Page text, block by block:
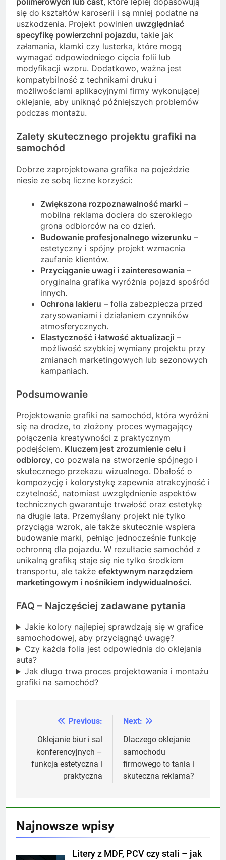
się do kształtów karoserii i są mniej podatne na
uszkodzenia. Projekt powinien uwzględniać
specyfikę powierzchni pojazdu, takie jak
załamania, klamki czy lusterka, które mogą
wymagać odpowiedniego cięcia folii lub
modyfikacji wzoru. Dodatkowo, ważna jest
kompatybilność z technikami druku i
możliwościami aplikacyjnymi firmy wykonującej
oklejanie, aby uniknąć późniejszych problemów
podczas montażu.
Zalety skutecznego projektu grafiki na
samochód
Dobrze zaprojektowana grafika na pojeździe
niesie ze sobą liczne korzyści:
Zwiększona rozpoznawalność marki –
mobilna reklama dociera do szerokiego
grona odbiorców na co dzień.
Budowanie profesjonalnego wizerunku –
estetyczny i spójny projekt wzmacnia
zaufanie klientów.
Przyciąganie uwagi i zainteresowania –
oryginalna grafika wyróżnia pojazd spośród
innych.
Ochrona lakieru – folia zabezpiecza przed
zarysowaniami i działaniem czynników
atmosferycznych.
Elastyczność i łatwość aktualizacji –
możliwość szybkiej wymiany projektu przy
zmianach marketingowych lub sezonowych
kampaniach.
Podsumowanie
Projektowanie grafiki na samochód, która wyróżni
się na drodze, to złożony proces wymagający
połączenia kreatywności z praktycznym
podejściem. Kluczem jest zrozumienie celu i
odbiorcy, co pozwala na stworzenie spójnego i
skutecznego przekazu wizualnego. Dbałość o
kompozycję i kolorystykę zapewnia atrakcyjność i
czytelność, natomiast uwzględnienie aspektów
technicznych gwarantuje trwałość oraz estetykę
na długie lata. Przemyślany projekt nie tylko
przyciąga wzrok, ale także skutecznie wspiera
budowanie marki, pełniąc jednocześnie funkcję
ochronną dla pojazdu. W rezultacie samochód z
unikalną grafiką staje się nie tylko środkiem
transportu, ale także efektywnym narzędziem
marketingowym i nośnikiem indywidualności.
FAQ – Najczęściej zadawane pytania
Jakie kolory najlepiej sprawdzają się w grafice
samochodowej, aby przyciągnąć uwagę?
Czy każda folia jest odpowiednia do oklejania
auta?
Jak długo trwa proces projektowania i montażu
grafiki na samochód?
Nawigacja
wpisu
Previous:
Oklejanie biur i sal
konferencyjnych –
funkcja estetyczna i
praktyczna
Next:
Dlaczego oklejanie
samochodu
firmowego to tania i
skuteczna reklama?
Najnowsze wpisy
Litery z MDF, PCV czy stali – jak